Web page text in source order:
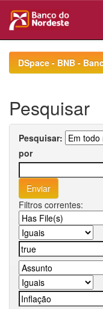
navigationDSpace - BNB -
Pesquisar
Pesquisar:
por
Filtros correntes: